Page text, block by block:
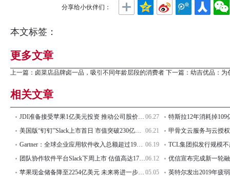
分享给小伙伴们：
本文标签：
更多文章
上一篇： 卤菜店品牌卤一品，吸引不同年龄层段的消费者 下一篇： 幼吉优品：为
相关文章
JDI准备接受苹果1亿美元投资 推动公司股价上涨32% 06.27
美国版“钉钉”Slack上市首日 市值突破230亿美元
06.21
Gartner：全球企业应用软件收入总额超过1936亿美元 同比增长12. 06.19
团队协作软件平台Slack下周上市 估值高达170亿美元06.12
苹果现金储备降至2254亿美元 未来将进一步减少 05.05